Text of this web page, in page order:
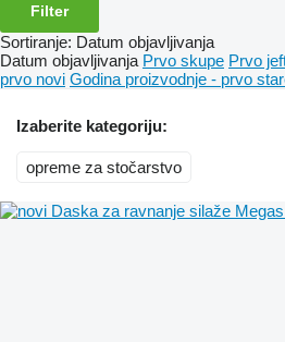
Filter
Sortiranje: Datum objavljivanja
Datum objavljivanja Prvo skupe Prvo
prvo novi Godina proizvodnje - prvo
Izaberite kategoriju:
opreme za stočarstvo